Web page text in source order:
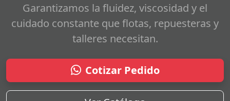
Garantizamos la fluidez, viscosidad y el
cuidado constante que flotas, repuesteras y
talleres necesitan.
Cotizar Pedido